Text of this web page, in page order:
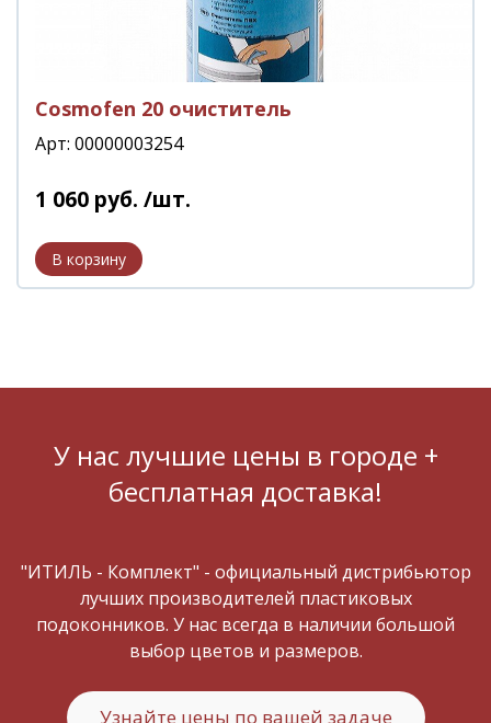
Сosmofen 20 очиститель
Арт: 00000003254
1 060 руб. /шт.
У нас лучшие цены в городе +
бесплатная доставка!
"ИТИЛЬ - Комплект" - официальный дистрибьютор
лучших производителей пластиковых
подоконников. У нас всегда в наличии большой
выбор цветов и размеров.
Узнайте цены по вашей задаче